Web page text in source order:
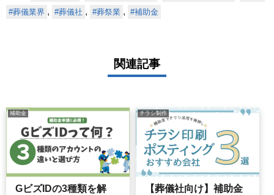
葬儀業界 , 葬儀社 , 葬祭業 , 補助金
関連記事
補助金
GビズIDの3種類を解
チラシ制作
【葬儀社向け】補助金